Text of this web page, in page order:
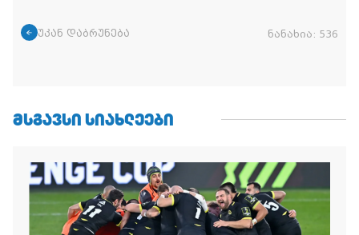
უკან დაბრუნება ნანახია: 536
ᲛᲡᲒᲐᲕᲡᲘ ᲡᲘᲐᲮᲚᲔᲔᲑᲘ